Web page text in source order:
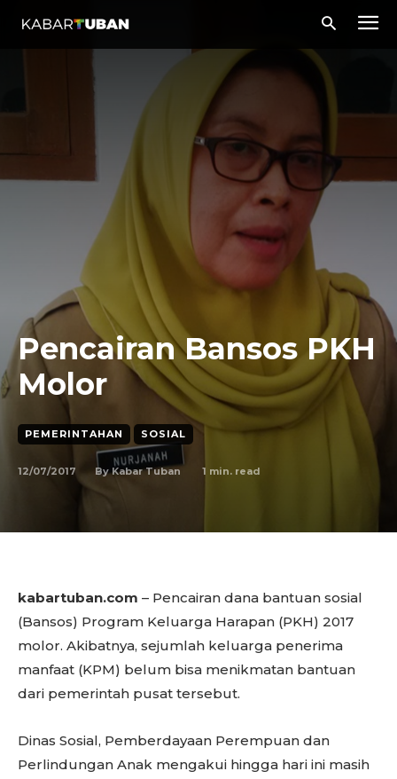
Pencairan Bansos PKH
Molor
PEMERINTAHAN SOSIAL
12/07/2017 By Kabar Tuban 1 min. read
kabartuban.com – Pencairan dana bantuan sosial
(Bansos) Program Keluarga Harapan (PKH) 2017
molor. Akibatnya, sejumlah keluarga penerima
manfaat (KPM) belum bisa menikmatan bantuan
dari pemerintah pusat tersebut.
Dinas Sosial, Pemberdayaan Perempuan dan
Perlindungan Anak mengakui hingga hari ini masih